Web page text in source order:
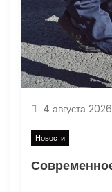
з
а
п
и
с
я
4 августа 2026
Новости